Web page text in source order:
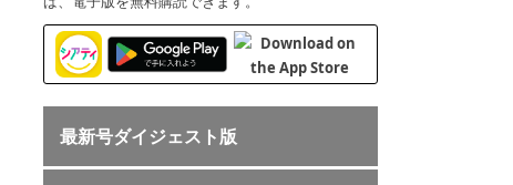
最新号ダイジェスト版